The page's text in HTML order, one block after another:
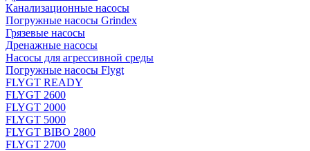
Канализационные насосы
Погружные насосы Grindex
Грязевые насосы
Дренажные насосы
Насосы для агрессивной среды
Погружные насосы Flygt
FLYGT READY
FLYGT 2600
FLYGT 2000
FLYGT 5000
FLYGT BIBO 2800
FLYGT 2700